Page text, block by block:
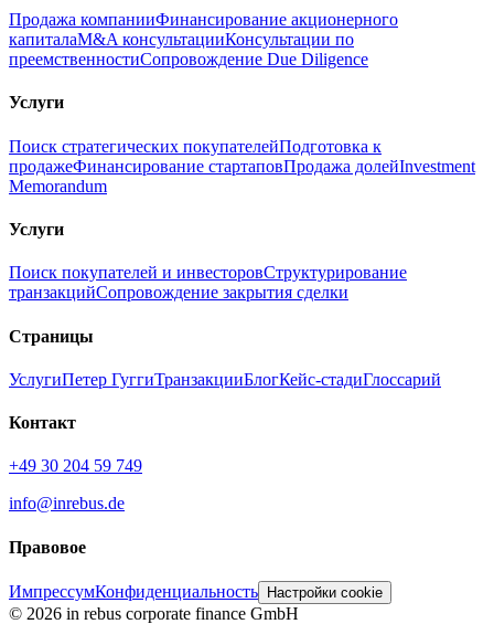
Продажа компанииФинансирование акционерного
капиталаM&A консультацииКонсультации по
преемственностиСопровождение Due Diligence
Услуги
Поиск стратегических покупателейПодготовка к
продажеФинансирование стартаповПродажа долейInvestment
Memorandum
Услуги
Поиск покупателей и инвесторовСтруктурирование
транзакцийСопровождение закрытия сделки
Страницы
УслугиПетер ГуггиТранзакцииБлогКейс-стадиГлоссарий
Контакт
+49 30 204 59 749
info@inrebus.de
Правовое
ИмпрессумКонфиденциальность Настройки cookie
© 2026 in rebus corporate finance GmbH